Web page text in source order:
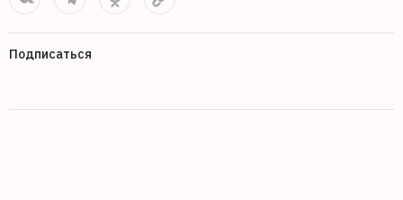
Подписаться